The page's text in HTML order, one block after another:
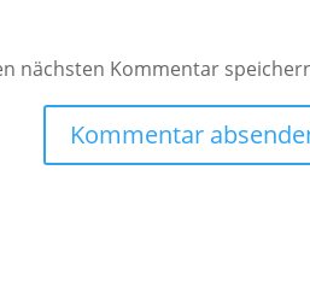
nächsten Kommentar